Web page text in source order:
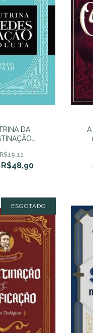
DA
R$19,11
R$48,90
A
ESGOTADO